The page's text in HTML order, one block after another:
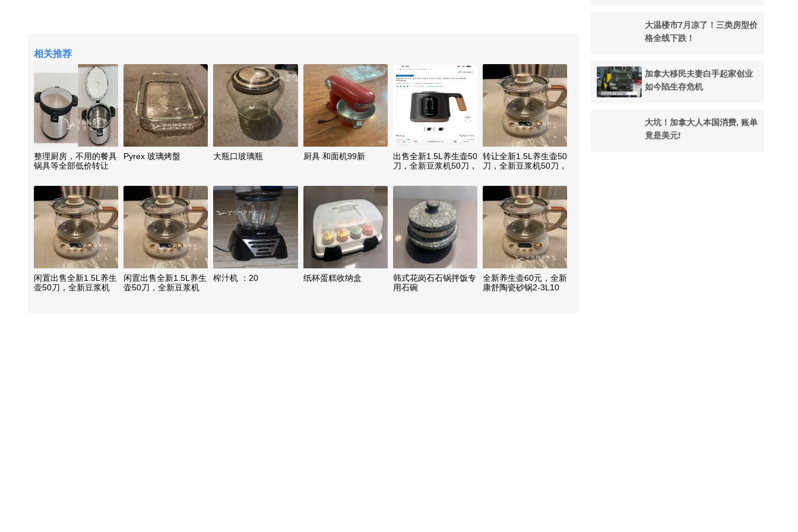
大温楼市7月凉了！三类房型价
格全线下跌！
加拿大移民夫妻白手起家创业
如今陷生存危机
大坑！加拿大人本国消费, 账单
竟是美元!
相关推荐
整理厨房，不用的餐具
锅具等全部低价转让
Pyrex 玻璃烤盤 大瓶口玻璃瓶 厨具 和面机99新
出售全新1.5L养生壶50
刀，全新豆浆机50刀，
锅10-20刀
转让全新1.5L养生壶50
刀，全新豆浆机50刀，
锅10-20刀
闲置出售全新1.5L养生
壶50刀，全新豆浆机
闲置出售全新1.5L养生
壶50刀，全新豆浆机
榨汁机 ：20 纸杯蛋糕收纳盒
韩式花岗石石锅拌饭专
用石碗
全新养生壶60元，全新
康舒陶瓷砂锅2-3L10